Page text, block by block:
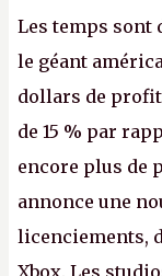
Les temps sont
le géant
dollars de
de 15 % par
encore plus de
annonce une
licenciements,
Xbox. Les